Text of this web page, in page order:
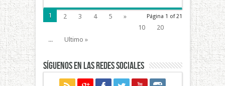
Página 1 of 21
1 2 3 4 5
»
10
20
...
Ultimo »
Síguenos en las redes sociales